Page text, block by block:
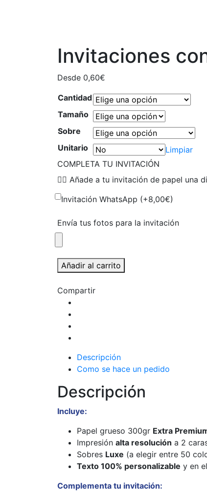
Invitaciones
Desde 0,60€
Cantidad
Tamaño
Sobre
Unitario
Limpiar
COMPLETA TU INVITACIÓN
👉🏻 Añade a tu invitación de papel
Invitación WhatsApp (+8,00€)
Envía tus fotos para la invitación
Invitaciones
con
varias
Añadir al carrito
Compartir
Descripción
Como se hace un pedido
Descripción
Incluye:
Papel grueso 300gr Extra
Impresión alta resolución a 2
Sobres Luxe (a elegir entre 50
Texto 100% personalizable y en
Complementa tu invitación: